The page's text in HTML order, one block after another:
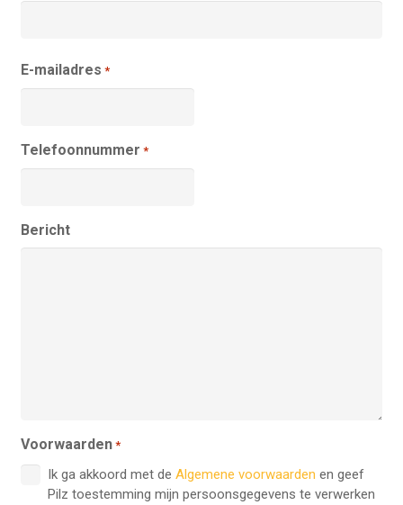
E-mailadres *
Telefoonnummer *
Bericht
Voorwaarden *
Ik ga akkoord met de Algemene voorwaarden en geef
Pilz toestemming mijn persoonsgegevens te verwerken